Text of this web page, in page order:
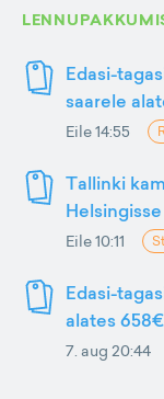
Edasi-
saarele
Eile 14:55
Tallinki
Eile 10:11
Edasi-
alates 658€
7. aug 20:44